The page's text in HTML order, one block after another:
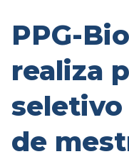
PPG-
realiza
seletivo
de